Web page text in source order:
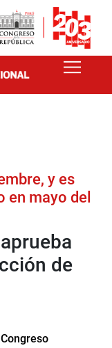
y es
mayo del
de